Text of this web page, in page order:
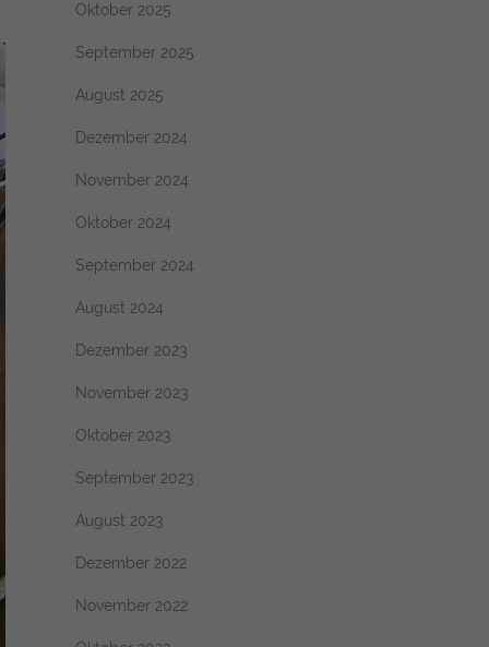
Oktober 2025
September 2025
August 2025
Dezember 2024
November 2024
Oktober 2024
September 2024
August 2024
Dezember 2023
November 2023
Oktober 2023
September 2023
August 2023
Dezember 2022
November 2022